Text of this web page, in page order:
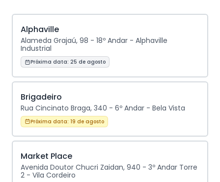
Alphaville
Alameda Grajaú, 98 - 18º Andar - Alphaville
Industrial
Próxima data: 25 de agosto
Brigadeiro
Rua Cincinato Braga, 340 - 6º Andar - Bela Vista
Próxima data: 19 de agosto
Market Place
Avenida Doutor Chucri Zaidan, 940 - 3º Andar Torre
2 - Vila Cordeiro